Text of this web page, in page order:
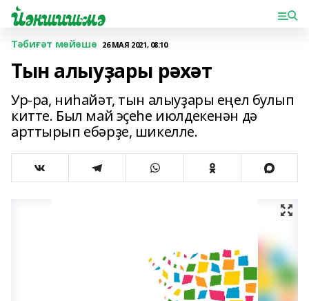
Тәбиғәт мөйөшө 26 МАЯ 2021, 08:10
Тын алыуҙары рәхәт
Ур-ра, ниһайәт, тын алыуҙары еңел булып
китте. Был май эҫеһе июлдекенән дә
арттырып ебәрҙе, шикелле.